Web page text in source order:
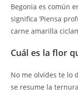
Begonia es común
significa ‘Piensa
carne amarilla
Cuál es la flor
No me olvides te lo
se resume la